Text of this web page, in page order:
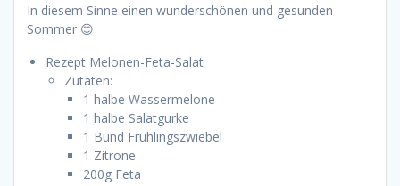
In diesem Sinne einen wunderschönen und gesunden
Sommer 😊
Rezept Melonen-Feta-Salat
Zutaten:
1 halbe Wassermelone
1 halbe Salatgurke
1 Bund Frühlingszwiebel
1 Zitrone
200g Feta